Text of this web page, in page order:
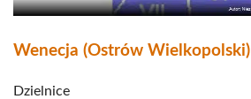
Wenecja (Ostrów Wielkopolski)
Dzielnice